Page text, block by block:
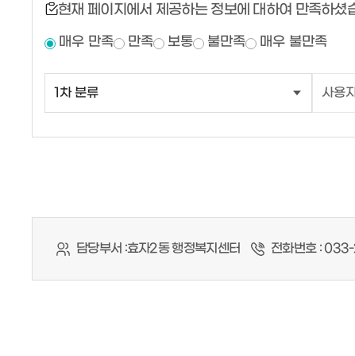
현재 페이지에서 제공하는 정보에 대하여 만족하셨
매우 만족 만족 보통 불만족 매우 불만족
담당부서 :효자2동 행정복지센터 전화번호 :033-